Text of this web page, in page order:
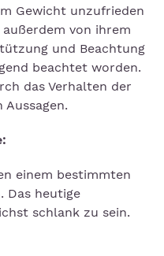
Gewicht unzufrieden
von ihrem
und Beachtung
beachtet worden.
das Verhalten der
einem bestimmten
Das heutige
schlank zu sein.